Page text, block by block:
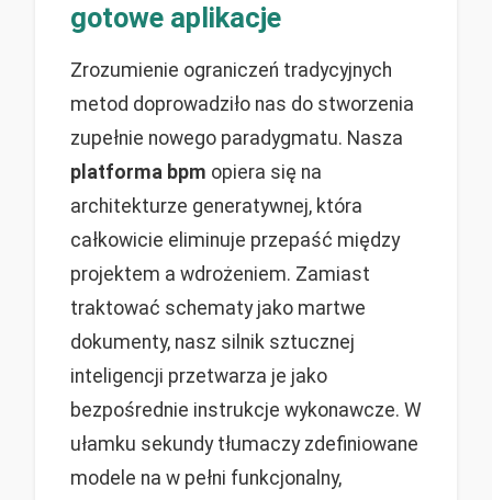
gotowe aplikacje
Zrozumienie ograniczeń tradycyjnych
metod doprowadziło nas do stworzenia
zupełnie nowego paradygmatu. Nasza
platforma bpm opiera się na
architekturze generatywnej, która
całkowicie eliminuje przepaść między
projektem a wdrożeniem. Zamiast
traktować schematy jako martwe
dokumenty, nasz silnik sztucznej
inteligencji przetwarza je jako
bezpośrednie instrukcje wykonawcze. W
ułamku sekundy tłumaczy zdefiniowane
modele na w pełni funkcjonalny,